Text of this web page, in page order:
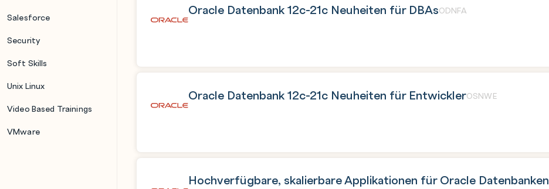
Salesforce
Security
Soft Skills
Unix Linux
Video Based Trainings
VMware
Oracle Datenbank 12c-21c Neuheiten für DBAsODNFA
Oracle Datenbank 12c-21c Neuheiten für EntwicklerOSNWE
Hochverfügbare, skalierbare Applikationen für Oracle Datenbanken